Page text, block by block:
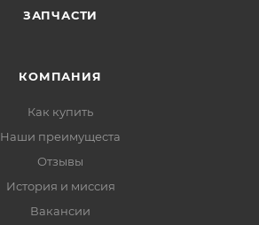
ЗАПЧАСТИ
КОМПАНИЯ
Как купить
Наши преимущеста
Отзывы
История и миссия
Вакансии